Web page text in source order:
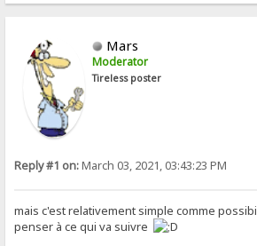
Mars
Moderator
Tireless poster
Reply #1 on:March 03, 2021, 03:43:23 PM
mais c'est relativement simple comme
penser à ce qui va suivre